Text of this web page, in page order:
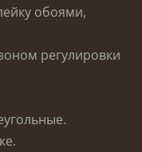
обоями,
регулировки